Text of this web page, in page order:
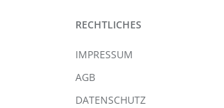
RECHTLICHES
IMPRESSUM
AGB
DATENSCHUTZ